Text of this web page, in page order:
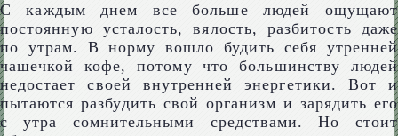
С каждым днем все больше людей ощущают
постоянную усталость, вялость, разбитость даже
по утрам. В норму вошло будить себя утренней
чашечкой кофе, потому что большинству людей
недостает своей внутренней энергетики. Вот и
пытаются разбудить свой организм и зарядить его
с утра сомнительными средствами. Но стоит